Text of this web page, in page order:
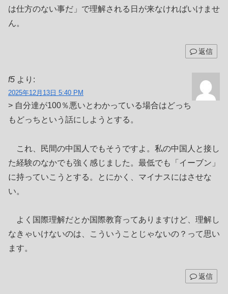
は仕方のない事だ」で理解される日が来なければいけませ
ん。
返信
f5 より:
2025年12月13日 5:40 PM
> 自分達が100％悪いとわかっている場合はどっち
もどっちという話にしようとする。
これ、民間の中国人でもそうですよ。私の中国人と接し
た経験のなかでも強く感じました。最低でも「イーブン」
に持っていこうとする。とにかく、マイナスにはさせな
い。
よく国際理解だとか国際教育ってありますけど、理解し
なきゃいけないのは、こういうことじゃないの？って思い
ます。
返信